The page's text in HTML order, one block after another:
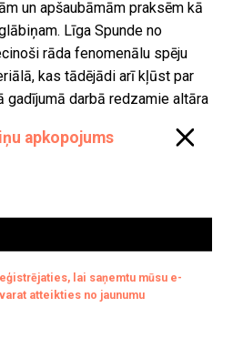
un apšaubāmām praksēm kā
Līga Spunde no
rāda fenomenālu spēju
kas tādējādi arī kļūst par
gadījumā darbā redzamie altāra
medaljoniem un talismaniem,
no mīkstām poliuretāna
materiāls izolācijas procesā,
kontekstam. Videodarbā
dialogs, brīžiem monologs tikai
un atsvešinātības sajūtu.
Līgas Spundes spēja radīt
kurā konkrēts stāsts pārtop
laikam un tā atstātajiem
emocionālo veselību,”